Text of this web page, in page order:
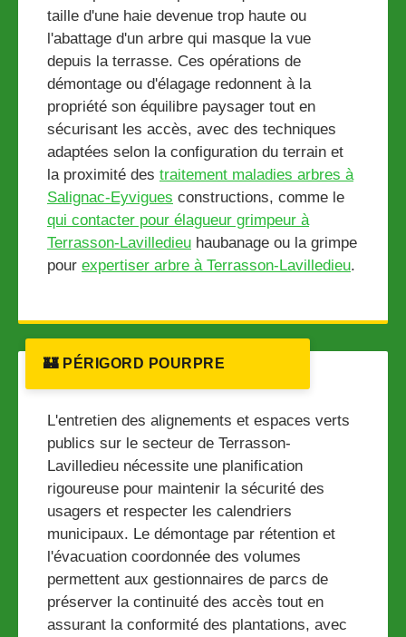
taille d'une haie devenue trop haute ou
l'abattage d'un arbre qui masque la vue
depuis la terrasse. Ces opérations de
démontage ou d'élagage redonnent à la
propriété son équilibre paysager tout en
sécurisant les accès, avec des techniques
adaptées selon la configuration du terrain et
la proximité des traitement maladies arbres à
Salignac-Eyvigues constructions, comme le
qui contacter pour élagueur grimpeur à
Terrasson-Lavilledieu haubanage ou la grimpe
pour expertiser arbre à Terrasson-Lavilledieu.
🏰 PÉRIGORD POURPRE
L'entretien des alignements et espaces verts
publics sur le secteur de Terrasson-
Lavilledieu nécessite une planification
rigoureuse pour maintenir la sécurité des
usagers et respecter les calendriers
municipaux. Le démontage par rétention et
l'évacuation coordonnée des volumes
permettent aux gestionnaires de parcs de
préserver la continuité des accès tout en
assurant la conformité des plantations, avec